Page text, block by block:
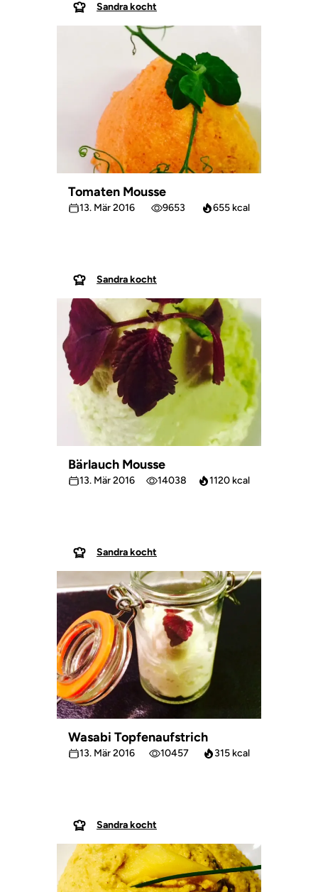
Sandra kocht
Tomaten Mousse
13. Mär 2016 9653 655 kcal
Sandra kocht
Bärlauch Mousse
13. Mär 2016 14038 1120 kcal
Sandra kocht
Wasabi Topfenaufstrich
13. Mär 2016 10457 315 kcal
Sandra kocht